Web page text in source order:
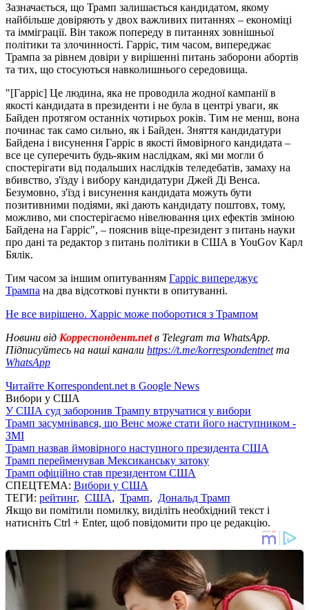
Зазначається, що Трамп залишається кандидатом, якому
найбільше довіряють у двох важливих питаннях – економіці
та імміграції. Він також попереду в питаннях зовнішньої
політики та злочинності. Гарріс, тим часом, випереджає
Трампа за рівнем довіри у вирішенні питань заборони абортів
та тих, що стосуються навколишнього середовища.
"[Гарріс] Це людина, яка не проводила жодної кампанії в
якості кандидата в президенти і не була в центрі уваги, як
Байден протягом останніх чотирьох років. Тим не менш, вона
починає так само сильно, як і Байден. Зняття кандидатури
Байдена і висунення Гарріс в якості ймовірного кандидата –
все це суперечить будь-яким наслідкам, які ми могли б
спостерігати від подальших наслідків теледебатів, замаху на
вбивство, з'їзду і вибору кандидатури Джей Ді Венса.
Безумовно, з'їзд і висунення кандидата можуть бути
позитивними подіями, які дають кандидату поштовх, тому,
можливо, ми спостерігаємо нівелювання цих ефектів зміною
Байдена на Гарріс", – пояснив віце-президент з питань науки
про дані та редактор з питань політики в США в YouGov Карл
Бялік.
Тим часом за іншим опитуванням Гарріс випереджує
Трампа на два відсоткові пункти в опитуванні.
Не все вирішено. Харріс може поборотися з Трампом
Новини від Корреспондент.netв Telegram та WhatsApp.
Підписуйтесь на наші канали https://t.me/korrespondentnetта
WhatsApp
Читайте Korrespondent.net в Google News
Вибори у США
У США суд заборонив Трампу втручатися у вибори
Трамп засумнівався, що Венс може стати його наступником -
ЗМІ
Трамп назвав ймовірного наступного президента США
Трамп перейменував Мексиканську затоку
Трамп офіційно став президентом США
СПЕЦТЕМА: Вибори у США
ТЕГИ: рейтинг, США, Трамп, Дональд Трамп
Якщо ви помітили помилку, виділіть необхідний текст і
натисніть Ctrl + Enter, щоб повідомити про це редакцію.